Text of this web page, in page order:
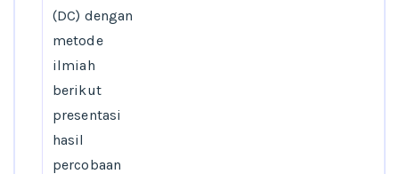
(DC) dengan
metode
ilmiah
berikut
presentasi
hasil
percobaan